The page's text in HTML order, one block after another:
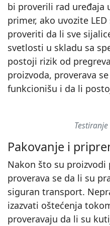
bi proverili rad uređaja
primer, ako uvozite
proveriti da li sve
svetlosti u skladu sa
postoji rizik od
proizvoda, proverava
funkcionišu i da li
Pakovanje i
Nakon što su
proverava se da li su
siguran transport.
izazvati oštećenja
proveravaju da li su